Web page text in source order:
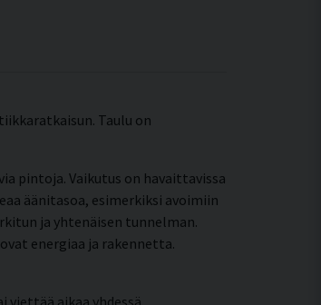
Taulu on
pintoja. Vaikutus on havaittavissa
äänitasoa, esimerkiksi avoimiin
ja yhtenäisen tunnelman.
energiaa ja rakennetta.
aikaa yhdessä.